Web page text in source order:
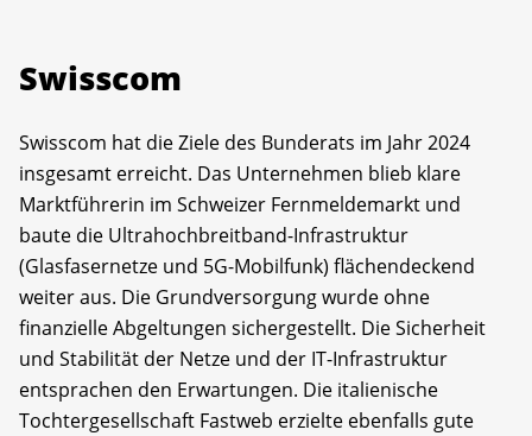
Swisscom
Swisscom hat die Ziele des Bunderats im Jahr 2024
insgesamt erreicht. Das Unternehmen blieb klare
Marktführerin im Schweizer Fernmeldemarkt und
baute die Ultrahochbreitband-Infrastruktur
(Glasfasernetze und 5G-Mobilfunk) flächendeckend
weiter aus. Die Grundversorgung wurde ohne
finanzielle Abgeltungen sichergestellt. Die Sicherheit
und Stabilität der Netze und der IT-Infrastruktur
entsprachen den Erwartungen. Die italienische
Tochtergesellschaft Fastweb erzielte ebenfalls gute